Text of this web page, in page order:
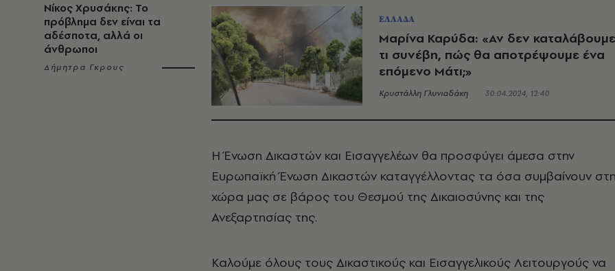
Νίκος Χρυσάκης: Το
πρόβλημα δεν είναι τα
αδέσποτα, αλλά οι
άνθρωποι
Δήμητρα Γκρους
ΕΛΛΑΔΑ
Μαρίνα Καρύδα: «Αν δεν καταλάβουμε
τι συνέβη, πώς θα αποτρέψουμε ένα
επόμενο Μάτι;»
Κρυστάλλη Γλυνιαδάκη 30.04.2024, 12:40
Η Ένωση Δικαστών και Εισαγγελέων θα προσφύγει άμεσα στην
Ευρωπαϊκή Ένωση Δικαστών καταγγέλλοντας τα όσα συμβαίνουν
χώρα μας σε βάρος του Θεσμού της Δικαιοσύνης και της
Ανεξαρτησίας της.
Καλούμε όλους τους Δικαστικούς και Εισαγγελικούς Λειτουργούς να